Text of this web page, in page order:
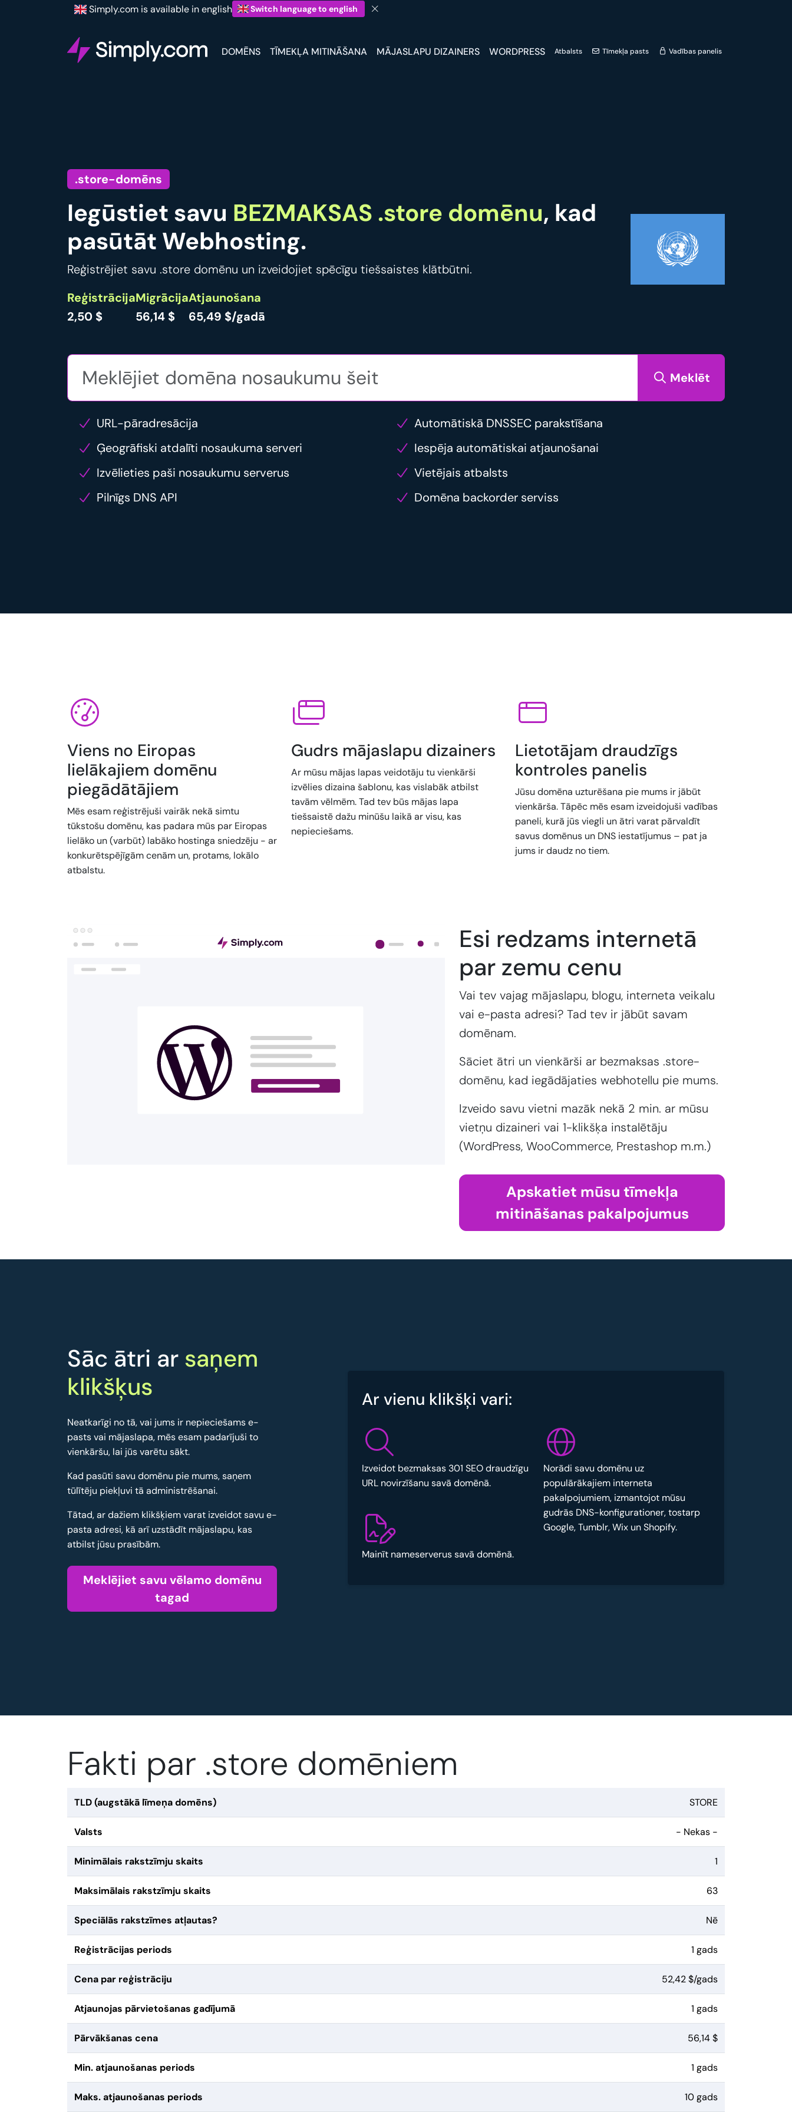
Simply.com is available in english Switch language to english
DOMĒNS TĪMEKĻA MITINĀŠANA MĀJASLAPU DIZAINERS WORDPRESS Atbalsts Tīmekļa pasts Vadības panelis
.store-domēns
Iegūstiet savu BEZMAKSAS .store domēnu, kad
pasūtāt Webhosting.
Reģistrējiet savu .store domēnu un izveidojiet spēcīgu tiešsaistes klātbūtni.
Reģistrācija
2,50 $
Migrācija
56,14 $
Atjaunošana
65,49 $/gadā
Meklēt
URL-pāradresācija
Automātiskā DNSSEC parakstīšana
Ģeogrāfiski atdalīti nosaukuma serveri
Iespēja automātiskai atjaunošanai
Izvēlieties paši nosaukumu serverus
Vietējais atbalsts
Pilnīgs DNS API
Domēna backorder serviss
Viens no Eiropas
lielākajiem domēnu
piegādātājiem
Mēs esam reģistrējuši vairāk nekā simtu
tūkstošu domēnu, kas padara mūs par Eiropas
lielāko un (varbūt) labāko hostinga sniedzēju - ar
konkurētspējīgām cenām un, protams, lokālo
atbalstu.
Gudrs mājaslapu dizainers
Ar mūsu mājas lapas veidotāju tu vienkārši
izvēlies dizaina šablonu, kas vislabāk atbilst
tavām vēlmēm. Tad tev būs mājas lapa
tiešsaistē dažu minūšu laikā ar visu, kas
nepieciešams.
Lietotājam draudzīgs
kontroles panelis
Jūsu domēna uzturēšana pie mums ir jābūt
vienkārša. Tāpēc mēs esam izveidojuši vadības
paneli, kurā jūs viegli un ātri varat pārvaldīt
savus domēnus un DNS iestatījumus – pat ja
jums ir daudz no tiem.
Esi redzams internetā
par zemu cenu
Vai tev vajag mājaslapu, blogu, interneta veikalu
vai e-pasta adresi? Tad tev ir jābūt savam
domēnam.
Sāciet ātri un vienkārši ar bezmaksas .store-
domēnu, kad iegādājaties webhotellu pie mums.
Izveido savu vietni mazāk nekā 2 min. ar mūsu
vietņu dizaineri vai 1-klikšķa instalētāju
(WordPress, WooCommerce, Prestashop m.m.)
Apskatiet mūsu tīmekļa
mitināšanas pakalpojumus
Sāc ātri ar saņem
klikšķus
Neatkarīgi no tā, vai jums ir nepieciešams e-
pasts vai mājaslapa, mēs esam padarījuši to
vienkāršu, lai jūs varētu sākt.
Kad pasūti savu domēnu pie mums, saņem
tūlītēju piekļuvi tā administrēšanai.
Tātad, ar dažiem klikšķiem varat izveidot savu e-
pasta adresi, kā arī uzstādīt mājaslapu, kas
atbilst jūsu prasībām.
Meklējiet savu vēlamo domēnu
tagad
Ar vienu klikšķi vari:
Izveidot bezmaksas 301 SEO draudzīgu
URL novirzīšanu savā domēnā.
Mainīt nameserverus savā domēnā.
Norādi savu domēnu uz
populārākajiem interneta
pakalpojumiem, izmantojot mūsu
gudrās DNS-konfigurationer, tostarp
Google, Tumblr, Wix un Shopify.
Fakti par .store domēniem
TLD (augstākā līmeņa domēns) STORE
Valsts - Nekas -
Minimālais rakstzīmju skaits 1
Maksimālais rakstzīmju skaits 63
Speciālās rakstzīmes atļautas? Nē
Reģistrācijas periods 1 gads
Cena par reģistrāciju 52,42 $/gads
Atjaunojas pārvietošanas gadījumā 1 gads
Pārvākšanas cena 56,14 $
Min. atjaunošanas periods 1 gads
Maks. atjaunošanas periods 10 gads